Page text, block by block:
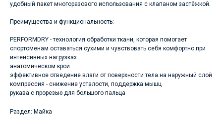
удобный пакет многоразового использования с клапаном застёжкой.
Преимущества и функциональность:
PERFORMDRY - технология обработки ткани, которая помогает
спортсменам оставаться сухими и чувствовать себя комфортно при
интенсивных нагрузках
анатомическом крой
эффективное отведение влаги от поверхности тела на наружный слой
компрессия - снижение усталости, поддержка мышц
рукава с прорезью для большого пальца
Раздел: Майка